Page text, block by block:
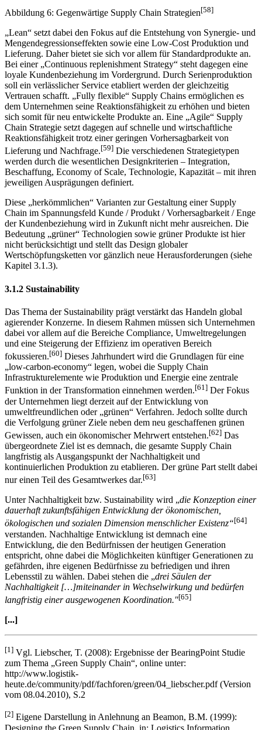
Abbildung in dieser Leseprobe nicht enthalten
Abbildung 6: Gegenwärtige Supply Chain Strategien [58]
„Lean“ setzt dabei den Fokus auf die Entstehung von Synergie- und
Mengendegressionseffekten sowie eine Low-Cost Produktion und
Lieferung. Daher bietet sie sich vor allem für Standardprodukte an.
Bei einer „Continuous replenishment Strategy“ steht dagegen eine
loyale Kundenbeziehung im Vordergrund. Durch Serienproduktion
soll ein verlässlicher Service etabliert werden der gleichzeitig
Vertrauen schafft. „Fully flexible“ Supply Chains ermöglichen es
dem Unternehmen seine Reaktionsfähigkeit zu erhöhen und bieten
sich somit für neu entwickelte Produkte an. Eine „Agile“ Supply
Chain Strategie setzt dagegen auf schnelle und wirtschaftliche
Reaktionsfähigkeit trotz einer geringen Vorhersagbarkeit von
Lieferung und Nachfrage.[59]Die verschiedenen Strategietypen
werden durch die wesentlichen Designkriterien – Integration,
jeweiligen Ausprägungen definiert.
Diese „herkömmlichen“ Varianten zur Gestaltung einer Supply
Chain im Spannungsfeld Kunde / Produkt / Vorhersagbarkeit / Enge
der Kundenbeziehung wird in Zukunft nicht mehr ausreichen. Die
Bedeutung „grüner“ Technologien sowie grüner Produkte ist hier
nicht berücksichtigt und stellt das Design globaler
Kapitel 3.1.3).
3.1.2 Sustainability
Das Thema der Sustainability prägt verstärkt das Handeln global
agierender Konzerne. In diesem Rahmen müssen sich Unternehmen
dabei vor allem auf die Bereiche Compliance, Umweltregelungen
und eine Steigerung der Effizienz im operativen Bereich
fokussieren.[60]Dieses Jahrhundert wird die Grundlagen für eine
„low-carbon-economy“ legen, wobei die Supply Chain
Infrastrukturelemente wie Produktion und Energie eine zentrale
Funktion in der Transformation einnehmen werden.[61]Der Fokus
der Unternehmen liegt derzeit auf der Entwicklung von
umweltfreundlichen oder „grünen“ Verfahren. Jedoch sollte durch
die Verfolgung grüner Ziele neben dem neu geschaffenen grünen
Gewissen, auch ein ökonomischer Mehrwert entstehen.
übergeordnete Ziel ist es demnach, die gesamte Supply Chain
langfristig als Ausgangspunkt der Nachhaltigkeit und
nur einen Teil des Gesamtwerkes dar.[63]
Unter Nachhaltigkeit bzw. Sustainability wird „die Konzeption einer
dauerhaft zukunftsfähigen Entwicklung der ökonomischen,
ökologischen und sozialen Dimension menschlicher Existenz“
verstanden. Nachhaltige Entwicklung ist demnach eine
Entwicklung, die den Bedürfnissen der heutigen Generation
entspricht, ohne dabei die Möglichkeiten künftiger Generationen zu
gefährden, ihre eigenen Bedürfnisse zu befriedigen und ihren
Lebensstil zu wählen. Dabei stehen die „drei Säulen der
Nachhaltigkeit […]miteinander in Wechselwirkung und bedürfen
langfristig einer ausgewogenen Koordination."
[1]Vgl. Liebscher, T. (2008): Ergebnisse der BearingPoint Studie
zum Thema „Green Supply Chain“, online unter:
http://www.logistik-
vom 08.04.2010), S.2